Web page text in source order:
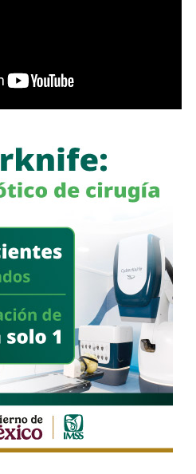
las condiciones ambientales
la defensa del predio.
y tal, lo que dijeron, realmente
el resto de los bienes
avanzaron tras superar
Galindo informó que los
a más de635
en las arcas municipales o
conforme a los plazos
a distintos proyectos de
Saucito y la salida a
obras municipales.